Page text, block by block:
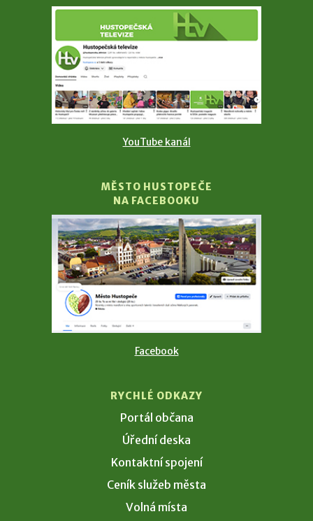
YouTube kanál
MĚSTO HUSTOPEČE
NA FACEBOOKU
Facebook
RYCHLÉ ODKAZY
Portál občana
Úřední deska
Kontaktní spojení
Ceník služeb města
Volná místa